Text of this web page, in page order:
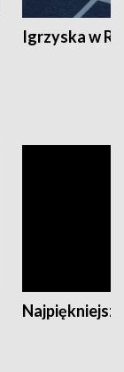
Igrzyska w